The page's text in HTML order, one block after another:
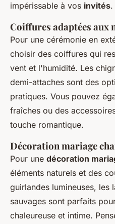
impérissable à vos invités.
Coiffures adaptées aux
Pour une cérémonie en
choisir des coiffures qui
vent et l'humidité. Les
demi-attaches sont des
pratiques. Vous pouvez
fraîches ou des
touche romantique.
Décoration mariage
Pour une décoration
éléments naturels et des
guirlandes lumineuses, les
sauvages sont parfaits
chaleureuse et intime.